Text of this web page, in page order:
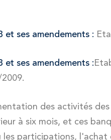
et ses amendements :
et ses amendements :
des activités
à six mois, et ces
les participations,